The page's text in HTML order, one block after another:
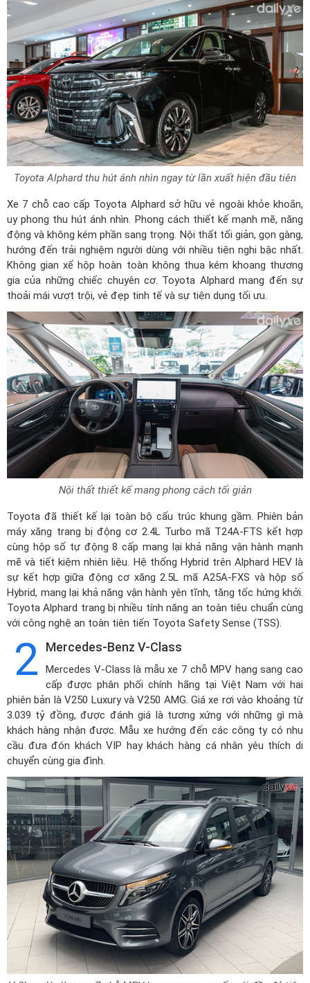
Toyota Alphard thu hút ánh nhìn ngay từ lần xuất hiện đầu tiên
Xe 7 chỗ cao cấp Toyota Alphard sở hữu vẻ ngoài khỏe khoắn,
uy phong thu hút ánh nhìn. Phong cách thiết kế mạnh mẽ, năng
động và không kém phần sang trọng. Nội thất tối giản, gọn gàng,
hướng đến trải nghiệm người dùng với nhiều tiện nghi bậc nhất.
Không gian xế hộp hoàn toàn không thua kém khoang thương
gia của những chiếc chuyên cơ. Toyota Alphard mang đến sự
thoải mái vượt trội, vẻ đẹp tinh tế và sự tiện dụng tối ưu.
Nội thất thiết kế mang phong cách tối giản
Toyota đã thiết kế lại toàn bộ cấu trúc khung gầm. Phiên bản
máy xăng trang bị động cơ 2.4L Turbo mã T24A-FTS kết hợp
cùng hộp số tự động 8 cấp mang lại khả năng vận hành mạnh
mẽ và tiết kiệm nhiên liệu. Hệ thống Hybrid trên Alphard HEV là
sự kết hợp giữa động cơ xăng 2.5L mã A25A-FXS và hộp số
Hybrid, mang lại khả năng vận hành yên tĩnh, tăng tốc hứng khởi.
Toyota Alphard trang bị nhiều tính năng an toàn tiêu chuẩn cùng
với công nghệ an toàn tiên tiến Toyota Safety Sense (TSS).
2 Mercedes-Benz V-Class
Mercedes V-Class là mẫu xe 7 chỗ MPV hạng sang cao
cấp được phân phối chính hãng tại Việt Nam với hai
phiên bản là V250 Luxury và V250 AMG. Giá xe rơi vào khoảng từ
3.039 tỷ đồng, được đánh giá là tương xứng với những gì mà
khách hàng nhận được. Mẫu xe hướng đến các công ty có nhu
cầu đưa đón khách VIP hay khách hàng cá nhân yêu thích di
chuyển cùng gia đình.